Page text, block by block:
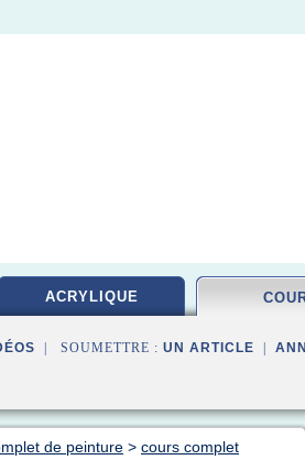
ACRYLIQUE
| SOUMETTRE : UN ARTICLE
de peinture > cours complet